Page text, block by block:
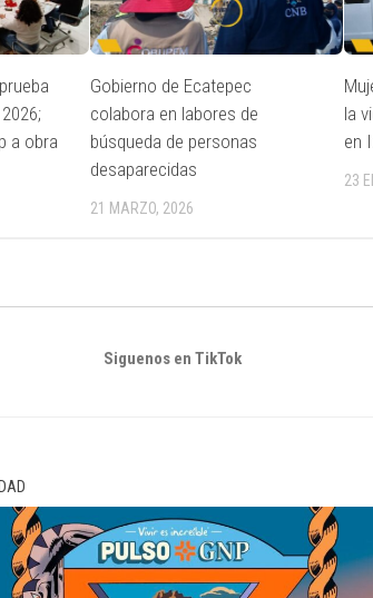
a obra
Gobierno de Ecatepec
colabora en labores de
búsqueda de personas
desaparecidas
21 MARZO, 2026
la
en
23
Siguenos en TikTok